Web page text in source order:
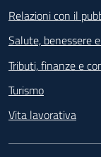
Relazioni con il
Salute, benessere
Tributi, finanze e
Turismo
Vita lavorativa